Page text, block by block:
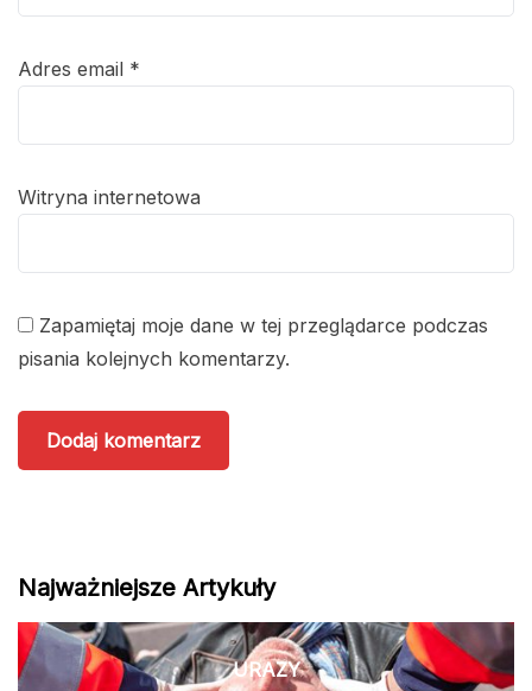
Adres email *
Witryna internetowa
Zapamiętaj moje dane w tej przeglądarce podczas
pisania kolejnych komentarzy.
Najważniejsze Artykuły
URAZY